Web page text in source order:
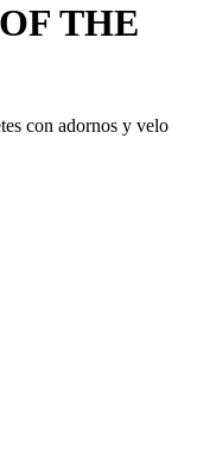
THE
con adornos y velo